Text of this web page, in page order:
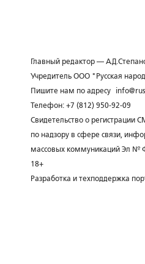
Главный редактор —
Учредитель ООО "Русская
Пишите нам по адресу
Телефон: +7 (812) 950-92-09
Свидетельство о регистрации
по надзору в сфере связи,
массовых коммуникаций Эл №
18+
Разработка и техподдержка